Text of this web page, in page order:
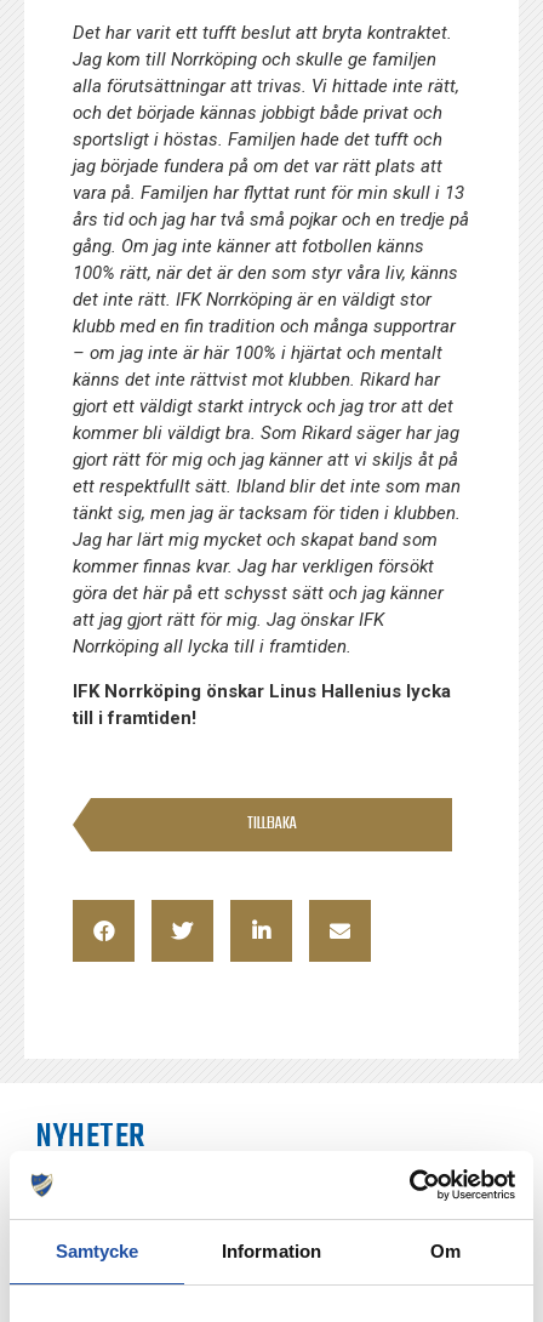
Samtycke Information Om
Det har varit ett tufft beslut att bryta kontraktet.
Jag kom till Norrköping och skulle ge familjen
alla förutsättningar att trivas. Vi hittade inte rätt,
och det började kännas jobbigt både privat och
sportsligt i höstas. Familjen hade det tufft och
jag började fundera på om det var rätt plats att
vara på. Familjen har flyttat runt för min skull i 13
års tid och jag har två små pojkar och en tredje på
gång. Om jag inte känner att fotbollen känns
100% rätt, när det är den som styr våra liv, känns
det inte rätt. IFK Norrköping är en väldigt stor
klubb med en fin tradition och många supportrar
– om jag inte är här 100% i hjärtat och mentalt
känns det inte rättvist mot klubben. Rikard har
gjort ett väldigt starkt intryck och jag tror att det
kommer bli väldigt bra. Som Rikard säger har jag
gjort rätt för mig och jag känner att vi skiljs åt på
ett respektfullt sätt. Ibland blir det inte som man
tänkt sig, men jag är tacksam för tiden i klubben.
Jag har lärt mig mycket och skapat band som
kommer finnas kvar. Jag har verkligen försökt
göra det här på ett schysst sätt och jag känner
att jag gjort rätt för mig. Jag önskar IFK
Norrköping all lycka till i framtiden.
IFK Norrköping önskar Linus Hallenius lycka
till i framtiden!
TILLBAKA
NYHETER